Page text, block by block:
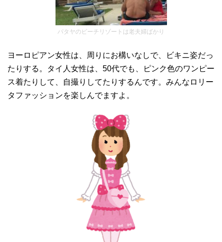
パタヤのビーチリゾートは老夫婦ばかり
ヨーロピアン女性は、周りにお構いなしで、ビキニ姿だっ
たりする。タイ人女性は、50代でも、ピンク色のワンピー
ス着たりして、自撮りしてたりするんです。みんなロリー
タファッションを楽しんでますよ。